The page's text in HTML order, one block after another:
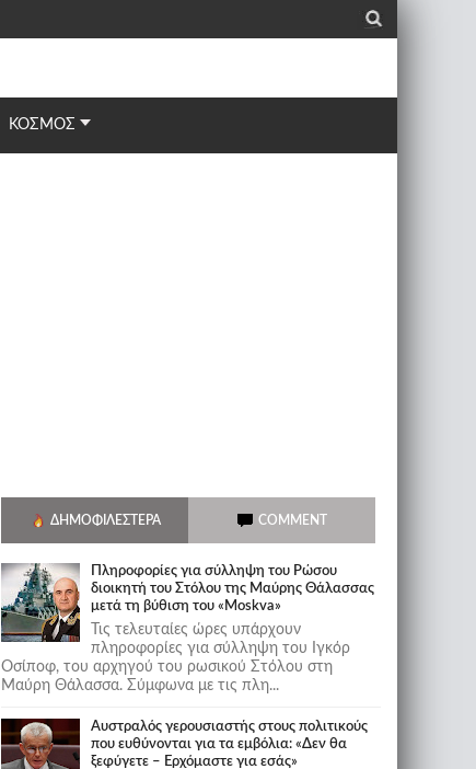
_
ΚΟΣΜΟΣ
ΔΗΜΟΦΙΛΈΣΤΕΡΑ COMMENT
Πληροφορίες για σύλληψη του Ρώσου
διοικητή του Στόλου της Mαύρης Θάλασσας
μετά τη βύθιση του «Moskva»
Τις τελευταίες ώρες υπάρχουν
πληροφορίες για σύλληψη του Ιγκόρ
Οσίποφ, του αρχηγού του ρωσικού Στόλου στη
Μαύρη Θάλασσα. Σύμφωνα με τις πλη...
Αυστραλός γερουσιαστής στους πολιτικούς
που ευθύνονται για τα εμβόλια: «Δεν θα
ξεφύγετε – Ερχόμαστε για εσάς»